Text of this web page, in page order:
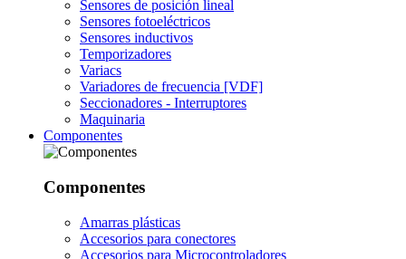
Sensores de posición lineal
Sensores fotoeléctricos
Sensores inductivos
Temporizadores
Variacs
Variadores de frecuencia [VDF]
Seccionadores - Interruptores
Maquinaria
Componentes
Componentes
Amarras plásticas
Accesorios para conectores
Accesorios para Microcontroladores